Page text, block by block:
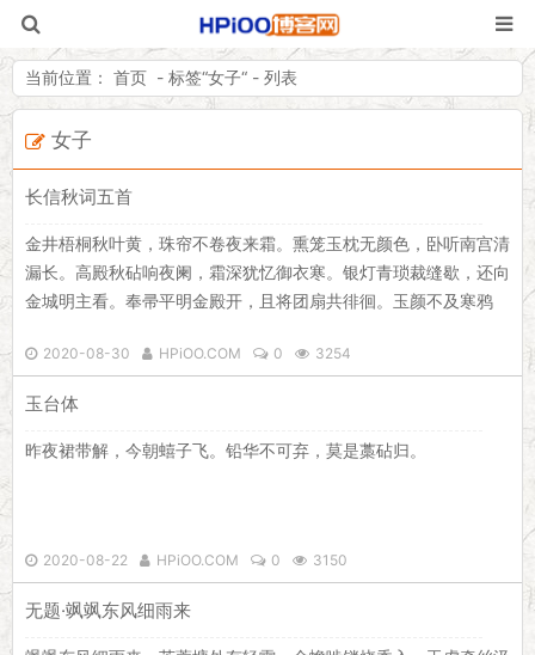
当前位置： 首页 - 标签“女子“ - 列表
女子
长信秋词五首
金井梧桐秋叶黄，珠帘不卷夜来霜。熏笼玉枕无颜色，卧听南宫清
漏长。高殿秋砧响夜阑，霜深犹忆御衣寒。银灯青琐裁缝歇，还向
金城明主看。奉帚平明金殿开，且将团扇共徘徊。玉颜不及寒鸦
宫知夜饮，分明复道奉恩时。长信宫中秋月明，昭阳殿下捣衣声。
2020-08-30 HPiOO.COM 0 3254
玉台体
昨夜裙带解，今朝蟢子飞。铅华不可弃，莫是藁砧归。
2020-08-22 HPiOO.COM 0 3150
无题·飒飒东风细雨来